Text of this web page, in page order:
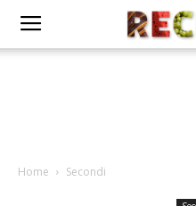
Home Secondi